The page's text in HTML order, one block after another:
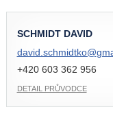
SCHMIDT DAVID
david.schmidtko@
+420 603 362 956
DETAIL PRŮVODCE